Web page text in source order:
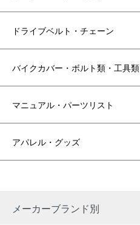
ドライブベルト・チェーン
バイクカバー・ボルト類・工具類
マニュアル・パーツリスト
アパレル・グッズ
メーカーブランド別